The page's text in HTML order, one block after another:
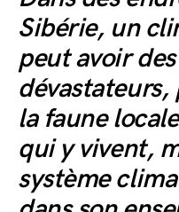
Sibérie, un
peut avoir
dévastateurs,
la faune
qui y vivent,
système